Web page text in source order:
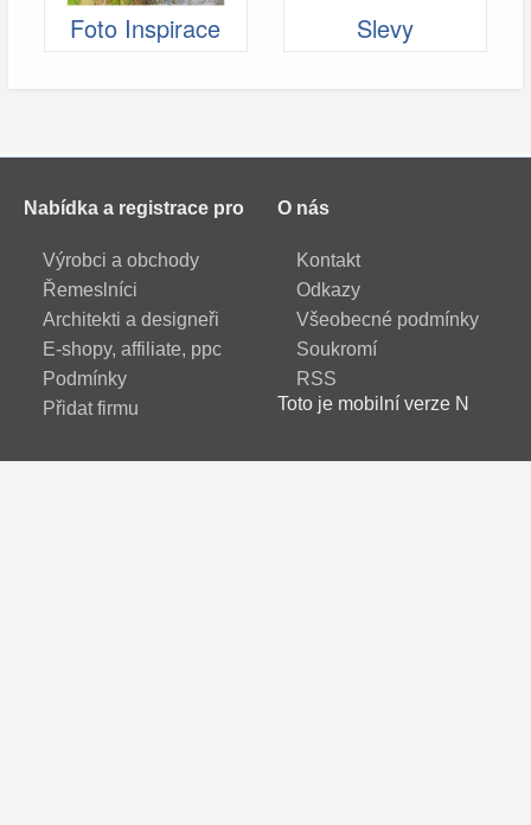
Foto Inspirace Slevy
Nabídka a registrace pro
Výrobci a obchody
Řemeslníci
Architekti a designeři
E-shopy, affiliate, ppc
Podmínky
Přidat firmu
O nás
Kontakt
Odkazy
Všeobecné podmínky
Soukromí
RSS
Toto je mobilní verze N